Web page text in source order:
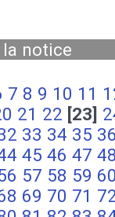
notice
7 8 9 10 11
21 22 [23]
33 34 35
45 46 47
57 58 59
69 70 71